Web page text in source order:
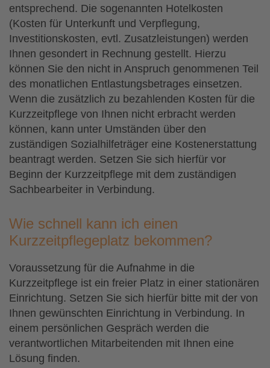
entsprechend. Die sogenannten Hotelkosten
(Kosten für Unterkunft und Verpflegung,
Investitionskosten, evtl. Zusatzleistungen) werden
Ihnen gesondert in Rechnung gestellt. Hierzu
können Sie den nicht in Anspruch genommenen Teil
des monatlichen Entlastungsbetrages einsetzen.
Wenn die zusätzlich zu bezahlenden Kosten für die
Kurzzeitpflege von Ihnen nicht erbracht werden
können, kann unter Umständen über den
zuständigen Sozialhilfeträger eine Kostenerstattung
beantragt werden. Setzen Sie sich hierfür vor
Beginn der Kurzzeitpflege mit dem zuständigen
Sachbearbeiter in Verbindung.
Wie schnell kann ich einen
Kurzzeitpflegeplatz bekommen?
Voraussetzung für die Aufnahme in die
Kurzzeitpflege ist ein freier Platz in einer stationären
Einrichtung. Setzen Sie sich hierfür bitte mit der von
Ihnen gewünschten Einrichtung in Verbindung. In
einem persönlichen Gespräch werden die
verantwortlichen Mitarbeitenden mit Ihnen eine
Lösung finden.